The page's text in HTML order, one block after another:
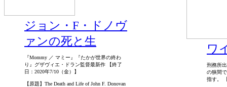
ジョン・F・ドノヴ
ァンの死と生
『Mommy ／ マミー』『たかが世界の終わ
り』グザヴィエ・ドラン監督最新作 【終了
日：2020年7/10（金）】
【原題】The Death and Life of John F. Donovan
ワ
刑務所
の狭間
指す。